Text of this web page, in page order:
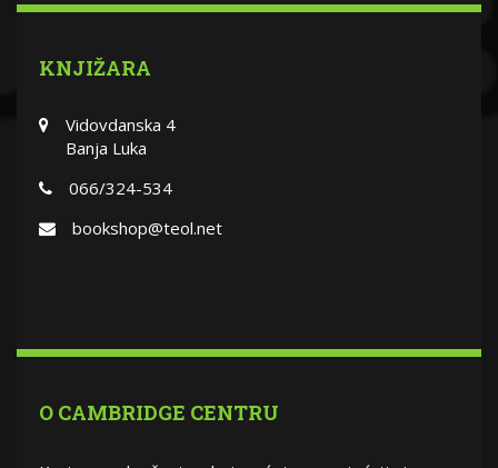
KNJIŽARA
Vidovdanska 4
Banja Luka
066/324-534
bookshop@teol.net
O CAMBRIDGE CENTRU